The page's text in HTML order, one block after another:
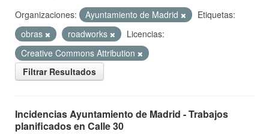
Organizaciones: Ayuntamiento de Madrid
Etiquetas:
obras
roadworks
Licencias:
Creative Commons Attribution
Filtrar Resultados
Incidencias Ayuntamiento de Madrid - Trabajos
planificados en Calle 30